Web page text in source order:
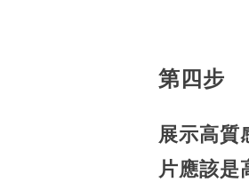
第四步
展示高質
片應該是